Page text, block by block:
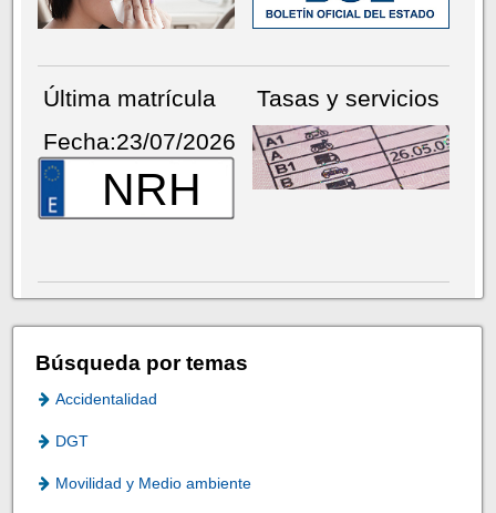
Última matrícula
Fecha:23/07/2026
NRH
Tasas y servicios
Búsqueda por temas
Accidentalidad
DGT
Movilidad y Medio ambiente